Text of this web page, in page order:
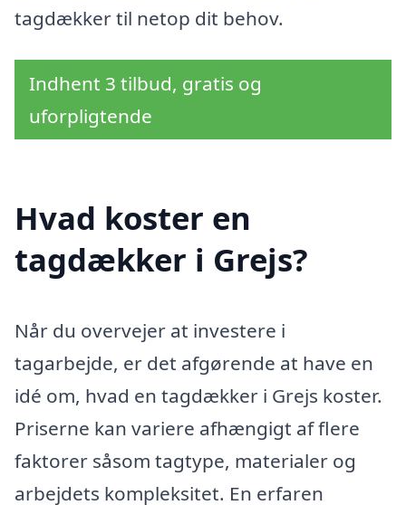
tagdækker til netop dit behov.
Indhent 3 tilbud, gratis og
uforpligtende
Hvad koster en
tagdækker i Grejs?
Når du overvejer at investere i
tagarbejde, er det afgørende at have en
idé om, hvad en tagdækker i Grejs koster.
Priserne kan variere afhængigt af flere
faktorer såsom tagtype, materialer og
arbejdets kompleksitet. En erfaren